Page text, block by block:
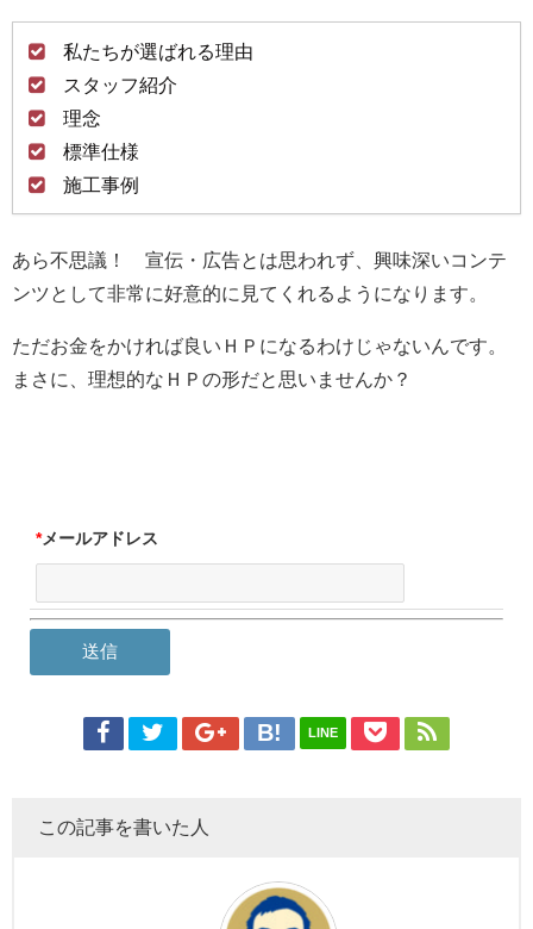
私たちが選ばれる理由
スタッフ紹介
理念
標準仕様
施工事例
あら不思議！ 宣伝・広告とは思われず、興味深いコンテ
ンツとして非常に好意的に見てくれるようになります。
ただお金をかければ良いＨＰになるわけじゃないんです。
まさに、理想的なＨＰの形だと思いませんか？
*メールアドレス
LINE
この記事を書いた人